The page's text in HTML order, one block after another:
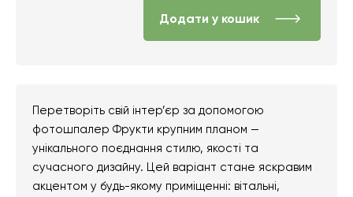
Додати у кошик
Перетворіть свій інтер’єр за допомогою
фотошпалер Фрукти крупним планом —
унікального поєднання стилю, якості та
сучасного дизайну. Цей варіант стане яскравим
акцентом у будь-якому приміщенні: вітальні,